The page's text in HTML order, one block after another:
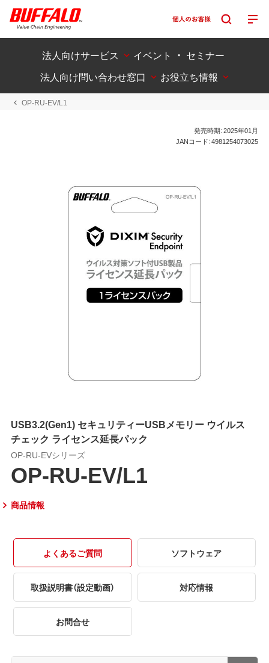
法人向けサービス
イベント ・ セミナー
法人向け問い合わせ窓口
お役立ち情報
OP-RU-EV/L1
発売時期：2025年01月
JANコード：4981254073025
USB3.2(Gen1) セキュリティーUSBメモリー ウイルス
チェック ライセンス延長パック
OP-RU-EVシリーズ
OP-RU-EV/L1
商品情報
よくあるご質問 ソフトウェア
取扱説明書（設定動画） 対応情報
お問合せ